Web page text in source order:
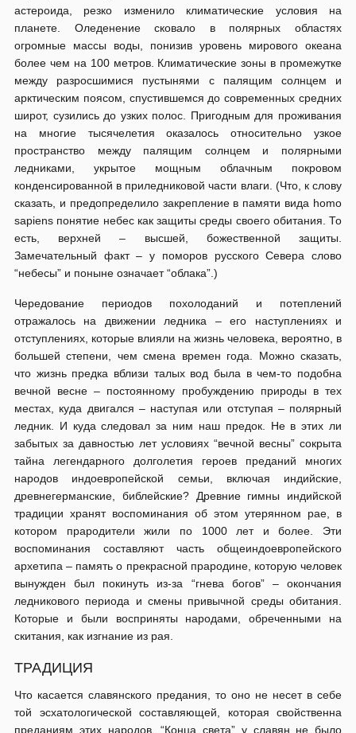
астероида, резко изменило климатические условия на
планете. Оледенение сковало в полярных областях
огромные массы воды, понизив уровень мирового океана
более чем на 100 метров. Климатические зоны в промежутке
между разросшимися пустынями с палящим солнцем и
арктическим поясом, спустившемся до современных средних
широт, сузились до узких полос. Пригодным для проживания
на многие тысячелетия оказалось относительно узкое
пространство между палящим солнцем и полярными
ледниками, укрытое мощным облачным покровом
конденсированной в приледниковой части влаги. (Что, к слову
сказать, и предопределило закрепление в памяти вида homo
sapiens понятие небес как защиты среды своего обитания. То
есть, верхней – высшей, божественной защиты.
Замечательный факт – у поморов русского Севера слово
“небесы” и поныне означает “облака”.)
Чередование периодов похолоданий и потеплений
отражалось на движении ледника – его наступлениях и
отступлениях, которые влияли на жизнь человека, вероятно, в
большей степени, чем смена времен года. Можно сказать,
что жизнь предка вблизи талых вод была в чем-то подобна
вечной весне – постоянному пробуждению природы в тех
местах, куда двигался – наступая или отступая – полярный
ледник. И куда следовал за ним наш предок. Не в этих ли
забытых за давностью лет условиях “вечной весны” сокрыта
тайна легендарного долголетия героев преданий многих
народов индоевропейской семьи, включая индийские,
древнегерманские, библейские? Древние гимны индийской
традиции хранят воспоминания об этом утерянном рае, в
котором прародители жили по 1000 лет и более. Эти
воспоминания составляют часть общеиндоевропейского
архетипа – память о прекрасной прародине, которую человек
вынужден был покинуть из-за “гнева богов” – окончания
ледникового периода и смены привычной среды обитания.
Которые и были восприняты народами, обреченными на
скитания, как изгнание из рая.
ТРАДИЦИЯ
Что касается славянского предания, то оно не несет в себе
той эсхатологической составляющей, которая свойственна
преданиям этих народов. “Конца света” у славян не было